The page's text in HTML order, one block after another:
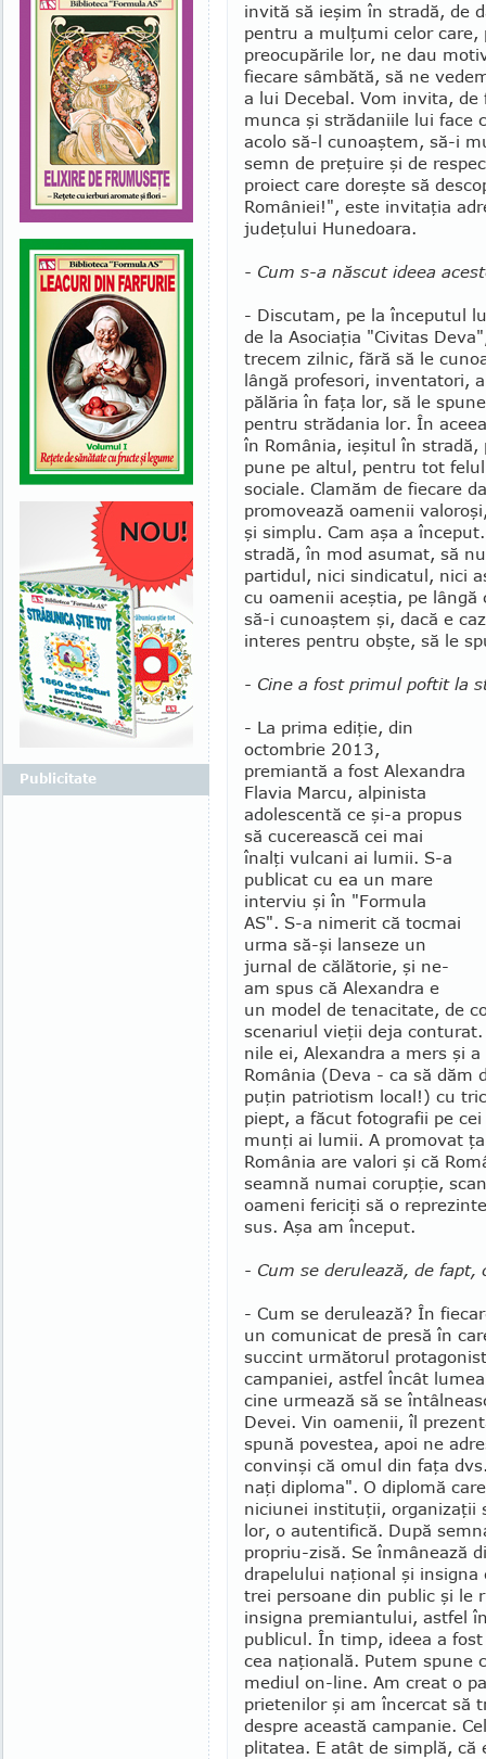
invită să ieşim în stradă, de
pentru a mulţumi celor care,
pre­o­cu­pările lor, ne dau
fiecare sâmbătă, să ne
a lui Decebal. Vom invita,
munca şi stră­da­niile lui face
acolo să-l cunoaştem, să-i
semn de pre­ţuire şi de
proiect care doreşte să
României!", este invitaţia
judeţului Hune­doa­ra.
- Cum s-a născut ideea
- Discutam, pe la începutul
de la Asociaţia "Civitas
trecem zilnic, fără să le
lângă pro­fesori, inventatori,
pălăria în faţa lor, să le
pentru strădania lor. În
în România, ie­şitul în
pune pe altul, pen­tru tot
so­ciale. Clamăm de fie­care
promovează oamenii
şi simplu. Cam aşa a
stradă, în mod asu­mat, să
par­ti­dul, nici sindicatul, nici
cu oa­menii aceştia, pe
să-i cunoaştem şi, dacă e
interes pentru obşte, să le
- Cine a fost primul poftit la
- La prima ediţie, din
octombrie 2013,
premiantă a fost Alexandra
Flavia Marcu, al­pinista
adolescentă ce şi-a propus
să cuce­reas­că cei mai
înalţi vulcani ai lumii. S-a
pu­blicat cu ea un mare
interviu şi în "For­mula
AS". S-a nimerit că tocmai
urma să-şi lan­seze un
jurnal de călătorie, şi ne-
am spus că Alexandra e
un model de tenacitate, de
scenariul vieţii deja
nile ei, Alexandra a mers şi
Ro­mânia (Deva - ca să dăm
puţin pa­tri­o­­tism local!) cu
piept, a făcut foto­grafii pe
munţi ai lu­mii. A promovat
România are valori şi că
seam­nă numai co­rupţie,
oameni fe­ri­ciţi să o
sus. Aşa am început.
- Cum se derulează, de fapt,
- Cum se derulează? În
un co­municat de presă în
succint urmă­torul
campaniei, astfel încât
cine urmează să se
Devei. Vin oamenii, îl
spună po­ves­tea, apoi ne
con­­vinşi că omul din faţa
naţi diploma". O diplomă
niciunei insti­tuţii, organizaţii
lor, o auten­ti­fi­că. După
propriu-zisă. Se înmânează
dra­pelului naţional şi
trei per­soane din public şi le
insigna premiantului, astfel
publicul. În timp, ideea a
cea na­ţio­nală. Putem spune
me­diul on-line. Am creat o
prietenilor şi am încercat să
despre această cam­panie.
plitatea. E atât de simplă, că
Publicitate